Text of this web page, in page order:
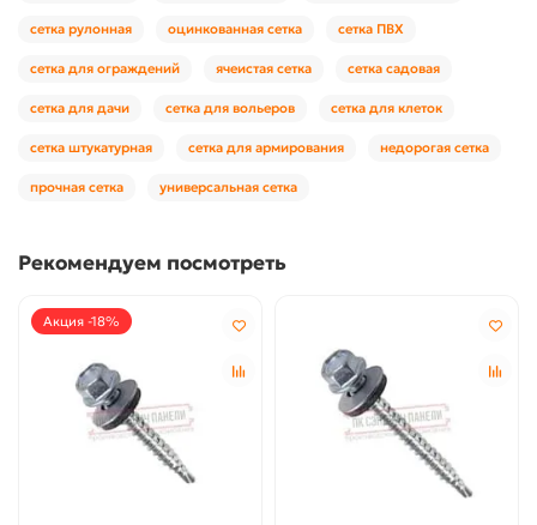
сетка рулонная оцинкованная сетка сетка ПВХ
сетка для ограждений ячеистая сетка сетка садовая
сетка для дачи сетка для вольеров сетка для клеток
сетка штукатурная сетка для армирования недорогая сетка
прочная сетка универсальная сетка
Рекомендуем посмотреть
Акция -18%